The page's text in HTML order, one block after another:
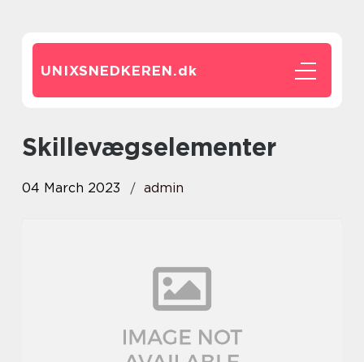
UNIXSNEDKEREN.dk
skillevægselementer
04 March 2023 admin